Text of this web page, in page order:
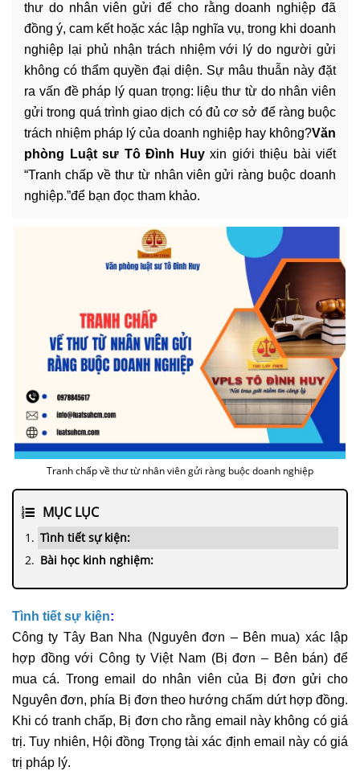
thư do nhân viên gửi để cho rằngdoanh nghiệp đã
đồng ý, cam kết hoặc xác lập nghĩa vụ, trong khi doanh
nghiệp lại phủ nhận trách nhiệm với lý do người gửi
không có thẩm quyền đại diện. Sự mâu thuẫn này đặt
ra vấn đề pháp lý quan trọng: liệu thư từ do nhân viên
gửi trong quá trình giao dịch có đủ cơ sở để ràng buộc
trách nhiệm pháp lý của doanh nghiệp hay không?Văn
phòng Luật sư Tô Đình Huy xin giới thiệu bài viết
“Tranh chấpvề thư từ nhân viên gửi ràng buộcdoanh
nghiệp.”để bạn đọc tham khảo.
Tranh chấp về thư từ nhân viên gửi ràng buộc doanh nghiệp
MỤC LỤC
Tình tiết sự kiện:
Bài học kinh nghiệm:
Tình tiết sự kiện:
Công ty Tây Ban Nha (Nguyên đơn – Bên mua) xác lập
hợp đồngvới Công ty Việt Nam (Bị đơn – Bên bán) để
mua cá. Trong email do nhân viên của Bị đơn gửi cho
Nguyên đơn, phía Bị đơn theo hướng chấm dứt hợp đồng.
Khi có tranh chấp, Bị đơn cho rằng email này không có giá
trị. Tuy nhiên, Hội đồng Trọng tài xác định email này có giá
trị pháp lý.